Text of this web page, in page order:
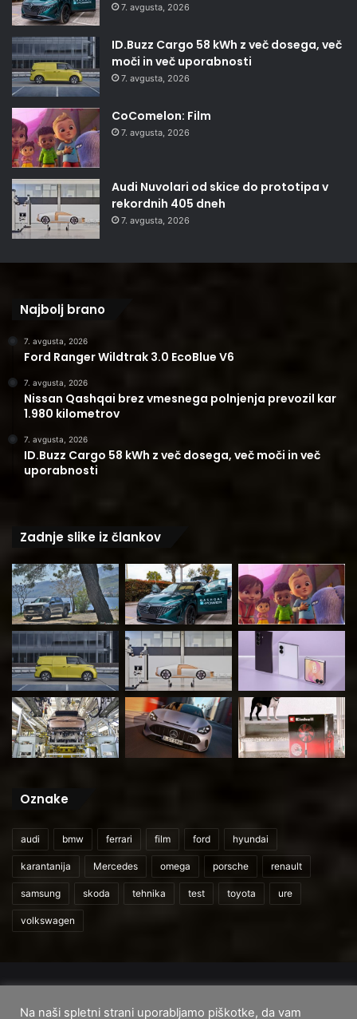
7. avgusta, 2026
ID.Buzz Cargo 58 kWh z več dosega, več
moči in več uporabnosti
7. avgusta, 2026
CoComelon: Film
7. avgusta, 2026
Audi Nuvolari od skice do prototipa v
rekordnih 405 dneh
7. avgusta, 2026
Najbolj brano
7. avgusta, 2026
Ford Ranger Wildtrak 3.0 EcoBlue V6
7. avgusta, 2026
Nissan Qashqai brez vmesnega polnjenja prevozil kar
1.980 kilometrov
7. avgusta, 2026
ID.Buzz Cargo 58 kWh z več dosega, več moči in več
uporabnosti
Zadnje slike iz člankov
Oznake
audi bmw ferrari film ford hyundai
karantanija Mercedes omega porsche renault
samsung skoda tehnika test toyota ure
volkswagen
Domov
O nas Cenik storitev Pogoji uporabe
Na naši spletni strani uporabljamo piškotke, da vam